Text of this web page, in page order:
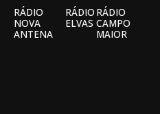
RÁDIO
NOVA
ANTENA
RÁDIO
ELVAS
RÁDIO
CAMPO
MAIOR